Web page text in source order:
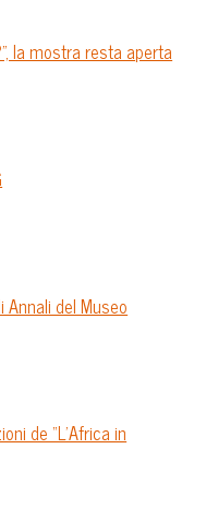
la mostra resta aperta
del Museo
de “L’Africa in